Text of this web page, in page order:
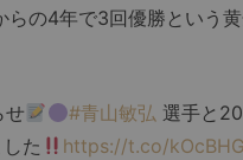
らの4年で3回優勝という
せ #青山敏弘 選手と
た
https://t.co/